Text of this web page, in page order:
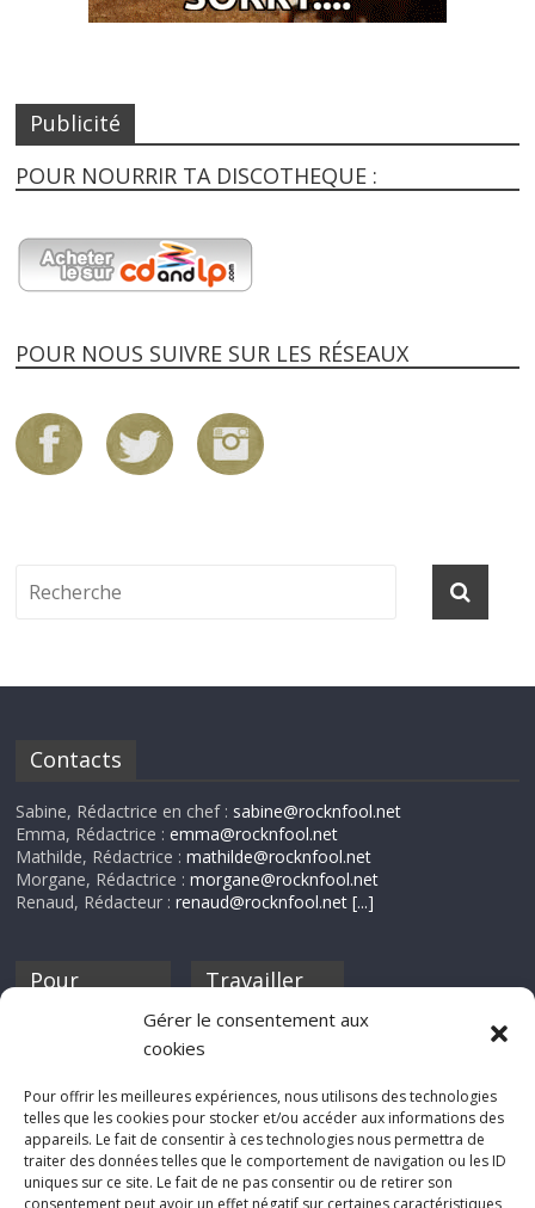
Gérer le consentement aux
cookies
Pour offrir les meilleures expériences, nous utilisons des technologies
telles que les cookies pour stocker et/ou accéder aux informations des
appareils. Le fait de consentir à ces technologies nous permettra de
traiter des données telles que le comportement de navigation ou les ID
uniques sur ce site. Le fait de ne pas consentir ou de retirer son
consentement peut avoir un effet négatif sur certaines caractéristiques
Publicité
POUR NOURRIR TA DISCOTHEQUE :
POUR NOUS SUIVRE SUR LES RÉSEAUX
Contacts
Sabine, Rédactrice en chef : sabine@rocknfool.net
Emma, Rédactrice :emma@rocknfool.net
Mathilde, Rédactrice :mathilde@rocknfool.net
Morgane, Rédactrice :morgane@rocknfool.net
Renaud, Rédacteur :renaud@rocknfool.net [...]
Pour
discothèque
Travailler
Si tu souhaites
Rocknfool, n'hésite
pas à nous envoyer
tes chroniques de
concerts, de films,
séries ou des billets